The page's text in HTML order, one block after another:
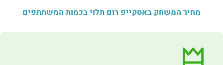
מחיר המשחק באסקייפ רום תלוי בכמות המשתתפים